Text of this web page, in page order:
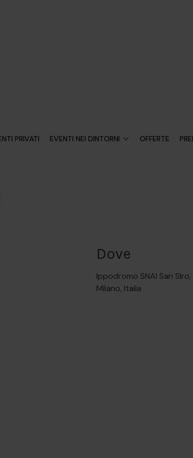
PRIVATI EVENTI NEI DINTORNI OFFERTE
Dove
Ippodromo SNAI San SIro,
Milano, Italia